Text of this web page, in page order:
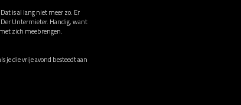
is al lang niet meer zo. Er
Der Untermieter. Handig, want
zich meebrengen.
je die vrije avond besteedt aan